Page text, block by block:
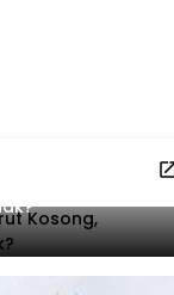
Kosong,